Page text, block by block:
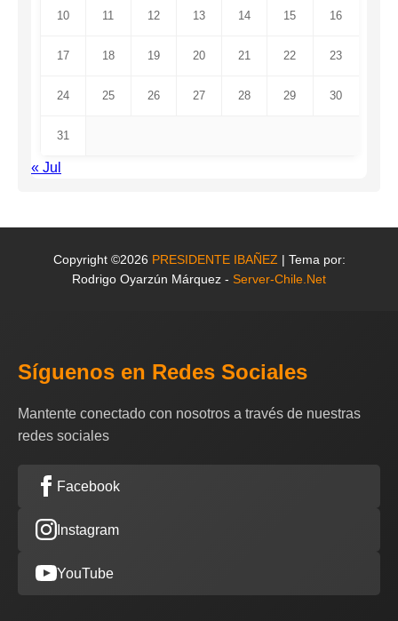
10 11 12 13 14 15 16
17 18 19 20 21 22 23
24 25 26 27 28 29 30
31
« Jul
Copyright ©2026 PRESIDENTE IBAÑEZ | Tema por:
Rodrigo Oyarzún Márquez - Server-Chile.Net
Síguenos en Redes Sociales
Mantente conectado con nosotros a través de nuestras
redes sociales
Facebook
Instagram
YouTube